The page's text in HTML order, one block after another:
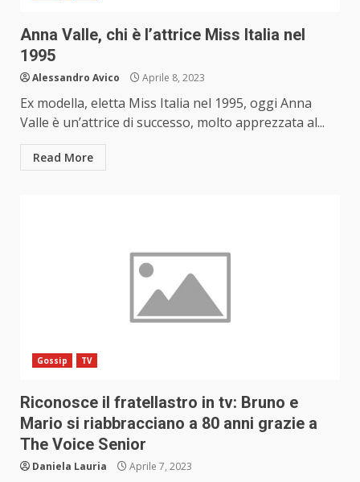
Anna Valle, chi è l’attrice Miss Italia nel
1995
Alessandro Avico Aprile 8, 2023
Ex modella, eletta Miss Italia nel 1995, oggi Anna
Valle è un’attrice di successo, molto apprezzata al...
Read More
Gossip TV
Riconosce il fratellastro in tv: Bruno e
Mario si riabbracciano a 80 anni grazie a
The Voice Senior
Daniela Lauria Aprile 7, 2023